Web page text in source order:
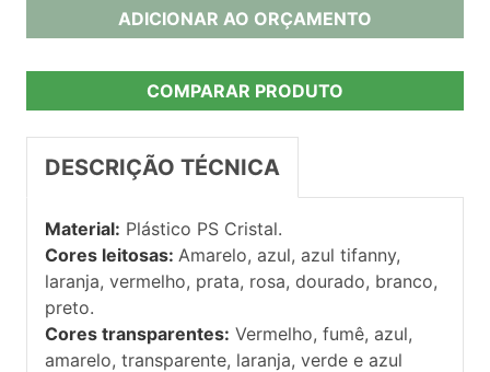
ADICIONAR AO ORÇAMENTO
COMPARAR PRODUTO
DESCRIÇÃO TÉCNICA
Material: Plástico PS Cristal.
Cores leitosas: Amarelo, azul, azul tifanny,
laranja, vermelho, prata, rosa, dourado, branco,
preto.
Cores transparentes: Vermelho, fumê, azul,
amarelo, transparente, laranja, verde e azul